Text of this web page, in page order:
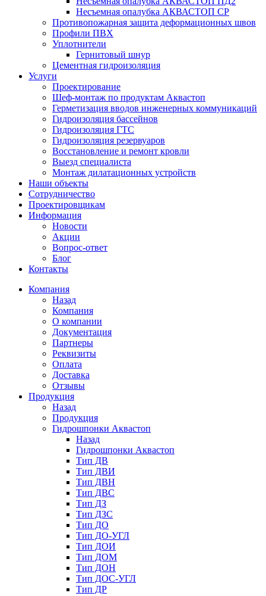
Несъемная опалубка АКВАСТОП СР
Противопожарная защита деформационных швов
Профили ПВХ
Уплотнители
Гернитовый шнур
Цементная гидроизоляция
Услуги
Проектирование
Шеф-монтаж по продуктам Аквастоп
Герметизация вводов инженерных коммуникаций
Гидроизоляция бассейнов
Гидроизоляция ГТС
Гидроизоляция резервуаров
Восстановление и ремонт кровли
Выезд специалиста
Монтаж дилатационных устройств
Наши объекты
Сотрудничество
Проектировщикам
Информация
Новости
Акции
Вопрос-ответ
Блог
Контакты
Компания
Назад
Компания
О компании
Документация
Партнеры
Реквизиты
Оплата
Доставка
Отзывы
Продукция
Назад
Продукция
Гидрошпонки Аквастоп
Назад
Гидрошпонки Аквастоп
Тип ДВ
Тип ДВИ
Тип ДВН
Тип ДВС
Тип ДЗ
Тип ДЗС
Тип ДО
Тип ДО-УГЛ
Тип ДОИ
Тип ДОМ
Тип ДОН
Тип ДОС-УГЛ
Тип ДР